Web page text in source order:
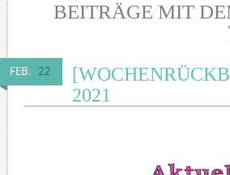
BEITRÄGE MIT
FEB. 22
2021